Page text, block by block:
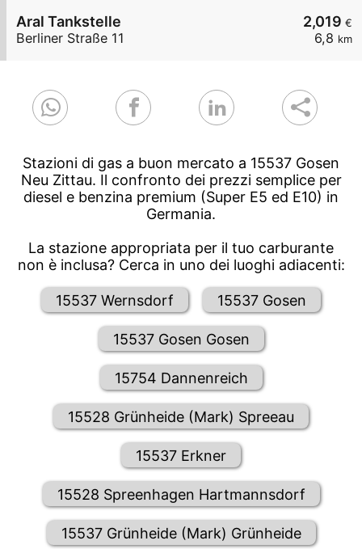
2,019 €
6,8 km
Aral Tankstelle
Berliner Straße 11
Stazioni di gas a buon mercato a 15537 Gosen
Neu Zittau. Il confronto dei prezzi semplice per
diesel e benzina premium (Super E5 ed E10) in
Germania.
La stazione appropriata per il tuo carburante
non è inclusa? Cerca in uno dei luoghi adiacenti:
15537 Wernsdorf 15537 Gosen
15537 Gosen Gosen
15754 Dannenreich
15528 Grünheide (Mark) Spreeau
15537 Erkner
15528 Spreenhagen Hartmannsdorf
15537 Grünheide (Mark) Grünheide